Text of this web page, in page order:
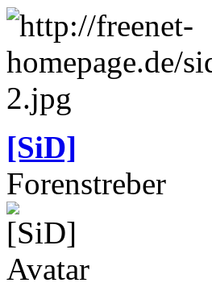
[SiD]
Forenstreber